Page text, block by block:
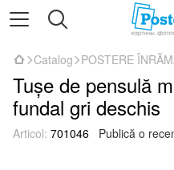
Catalog POSTERE
Tușe de pensulă
fundal gri deschis
Articol: 701046 Publică o